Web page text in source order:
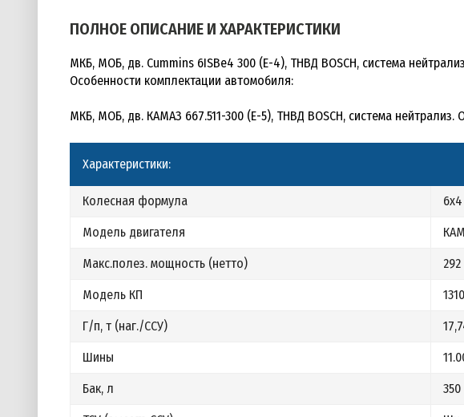
ПОЛНОЕ ОПИСАНИЕ И ХАРАКТЕРИСТИКИ
МКБ, МОБ, дв. Cummins 6ISBe4 300 (Е-4), ТНВД BOSCH, система
Особенности комплектации автомобиля:
МКБ, МОБ, дв. КАМАЗ 667.511-300 (Е-5), ТНВД BOSCH, система
Характеристики:
Колесная формула 6х4
Модель двигателя
Макс.полез. мощность (нетто) 292
Модель КП
Г/п, т (наг./ССУ)
Шины
Бак, л 350